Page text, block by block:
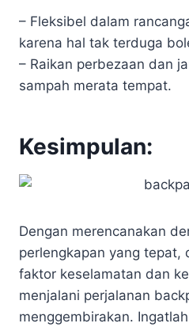
– Fleksibel dalam
karena hal tak terduga
– Raikan perbezaan dan
sampah merata tempat.
Kesimpulan:
Dengan merencanakan
perlengkapan yang tepat,
faktor keselamatan dan
menjalani perjalanan
menggembirakan.